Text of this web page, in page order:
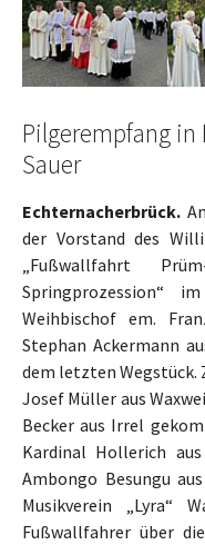
Pilgerempfang in
Sauer
Echternacherbrück.
der Vorstand des
„Fußwallfahrt
Springprozession“
Weihbischof em.
Stephan Ackermann
dem letzten Wegstück.
Josef Müller aus
Becker aus Irrel
Kardinal Hollerich
Ambongo Besungu
Musikverein „Lyra“
Fußwallfahrer über